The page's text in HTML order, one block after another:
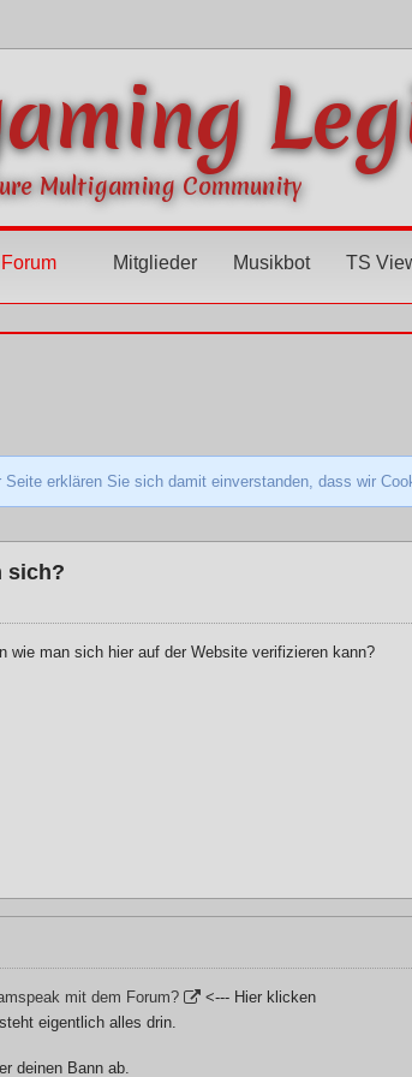
Multigaming Community
Forum Mitglieder Musikbot TS
erklären Sie sich damit einverstanden, dass wir
sich?
wie man sich hier auf der Website verifizieren kann?
mit dem Forum?
<--- Hier klicken
eigentlich alles drin.
deinen Bann ab.